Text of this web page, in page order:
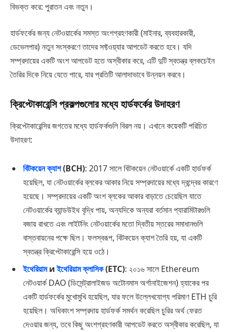
বিভক্ত করে: পুরাতন এবং নতুন।
হার্ডফর্কের জন্য নেটওয়ার্কের সমস্ত অংশগ্রহণকারী (মাইনার, ব্যবহারকারী,
ডেভেলপার) নতুন সংস্করণে তাদের সফ্টওয়্যার আপডেট করতে হবে। যদি
সম্প্রদায়ের একটি অংশ আপডেট হতে অস্বীকার করে, এটি দুটি স্বতন্ত্র ব্লকচেইন
তৈরির দিকে নিয়ে যেতে পারে, যার প্রতিটি আলাদাভাবে উন্নয়ন করবে।
ক্রিপ্টোকারেন্সি প্রকল্পগুলোর মধ্যে হার্ডফর্কের উদাহরণ
ক্রিপ্টোকারেন্সির জগতের মধ্যে হার্ডফর্কগুলি বিরল নয়। এখানে কয়েকটি পরিচিত
উদাহরণ:
বিটকয়েন ক্যাশ(BCH): 2017 সালে বিটকয়েন নেটওয়ার্কে একটি হার্ডফর্ক
হয়েছিল, যা নেটওয়ার্কের ব্লকের আকার নিয়ে সম্প্রদায়ের মধ্যে দ্বন্দ্বের কারণে
হয়েছে। সম্প্রদায়ের একটি অংশ ব্লকের আকার বাড়াতে চেয়েছিল যাতে
নেটওয়ার্কের ব্যান্ডউইথ বৃদ্ধি পায়, অন্যদিকে অন্যরা বর্তমান প্যারামিটারগুলি
বজায় রাখতে এবং লাইটনিং নেটওয়ার্কের মতো দ্বিতীয় স্তরের সমাধানগুলি
বাস্তবায়নের পক্ষে ছিল। ফলস্বরূপ, বিটকয়েন ক্যাশ তৈরি হয়, যা একটি
স্বতন্ত্র ক্রিপ্টোকারেন্সি হয়ে ওঠে।
ইথেরিয়ামиইথেরিয়াম ক্লাসিক(ETC): ২০১৬ সালে Ethereum
নেটওয়ার্ক DAO (ডিসেন্ট্রালাইজড অটোনমাস অর্গানাইজেশন) হ্যাকের পর
একটি হার্ডফর্কের মুখোমুখি হয়েছিল, যার ফলে উল্লেখযোগ্য পরিমাণ ETH চুরি
হয়েছিল। অধিকাংশ সম্প্রদায় হার্ডফর্ক সমর্থন করেছিল চুরির অর্থ ফেরত
দেওয়ার জন্য, তবে কিছু অংশগ্রহণকারী আপডেট করতে অস্বীকার করেছিল, যা